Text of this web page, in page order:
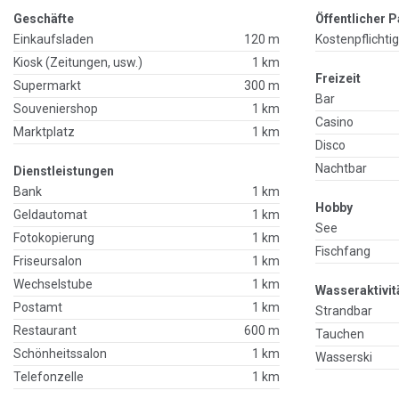
Geschäfte
Einkaufsladen
120 m
Kiosk (Zeitungen, usw.)
1 km
Supermarkt
300 m
Souveniershop
1 km
Marktplatz
1 km
Dienstleistungen
Bank
1 km
Geldautomat
1 km
Fotokopierung
1 km
Friseursalon
1 km
Wechselstube
1 km
Postamt
1 km
Restaurant
600 m
Schönheitssalon
1 km
Telefonzelle
1 km
Öffentlicher
Freizeit
Bar
Casino
Disco
Nachtbar
Hobby
See
Fischfang
Strandbar
Tauchen
Wasserski